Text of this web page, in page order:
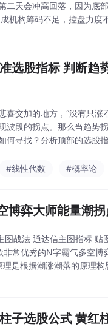
二天会冲高回落，因为底
机构筹码不足，控盘力度
选股指标 判断趋
喜交加的地方，“没有只
波段的拐点。那么当趋势
何寻找？分析顶部的选股
箭头
#线性代数 #概率论
博弈大师能量潮
图战法 通达信主图指标
常优秀的N字霸气多空博
是根据潮涨潮落的原理
子选股公式 黄红